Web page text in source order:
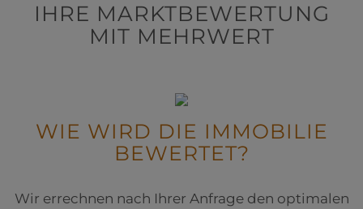
IHRE MARKTBEWERTUNG
MIT MEHRWERT
WIE WIRD DIE IMMOBILIE
BEWERTET?
Wir errechnen nach Ihrer Anfrage den optimalen